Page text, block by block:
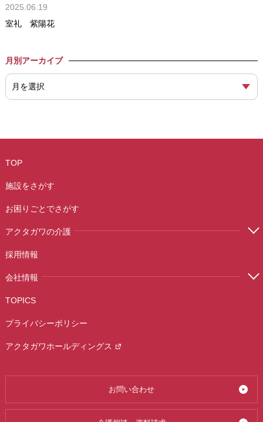
2025.06.19
室礼 紫陽花
月別アーカイブ
TOP
施設をさがす
お困りごとでさがす
アクタガワの介護
採用情報
会社情報
お問い合わせ
TOPICS
プライバシーポリシー
アクタガワホールディングス